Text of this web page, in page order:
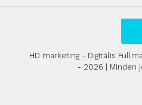
HD marketing - Digitális
- 2026 | Minden